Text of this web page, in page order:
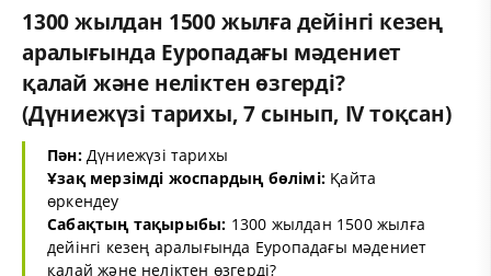
1300 жылдан 1500 жылға дейінгі кезең
аралығында Еуропадағы мәдениет
қалай және неліктен өзгерді?
(Дүниежүзі тарихы, 7 сынып, IV тоқсан)
Пән:Дүниежүзі тарихы
Ұзақ мерзімді жоспардың бөлімі:Қайта
өркендеу
Сабақтың тақырыбы: 1300 жылдан 1500 жылға
дейінгі кезең аралығында Еуропадағы мәдениет
қалай және неліктен өзгерді?